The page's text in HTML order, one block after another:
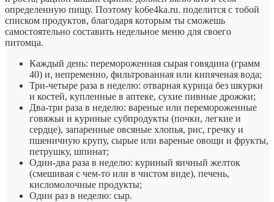
определенную пищу. Поэтому ko6e4ka.ru. поделится с тобой
списком продуктов, благодаря которым ты сможешь
самостоятельно составить недельное меню для своего
питомца.
Каждый день: перемороженная сырая говядина (грамм
40) и, непременно, фильтрованная или кипяченая вода;
Три-четыре раза в неделю: отварная курица без шкурки
и костей, купленные в аптеке, сухие пивные дрожжи;
Два-три раза в неделю: вареные или перемороженные
говяжьи и куриные субпродукты (почки, легкие и
сердце), запаренные овсяные хлопья, рис, гречку и
пшеничную крупу, сырые или вареные овощи и фрукты,
петрушку, шпинат;
Один-два раза в неделю: куриный яичный желток
(смешивая с чем-то или в чистом виде), печень,
кисломолочные продукты;
Один раз в неделю: сыр.